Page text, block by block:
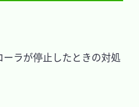
ーラが停止したときの対処